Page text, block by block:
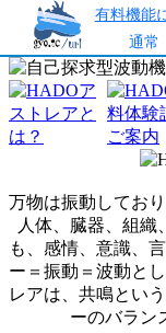
有料機能
通常